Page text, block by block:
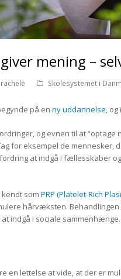
mening –
rachele Skolesystemet i
på en ny uddannelse,
og evnen til at
for eksempel de mennesker,
at indgå i fællesskaber
som PRP (Platelet-Rich
hårvæksten.
indgå i sociale
en lettelse at vide, at der er